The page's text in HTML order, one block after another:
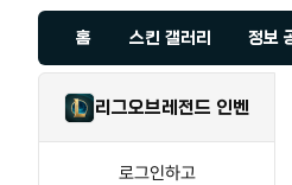
홈 스킨 갤러리 정보
리그오브레전드 인벤
로그인하고